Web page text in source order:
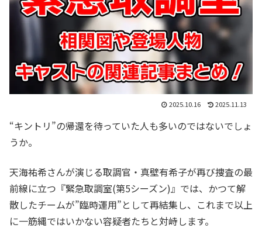
2025.10.16 2025.11.13
“キントリ”の帰還を待っていた人も多いのではないでしょ
うか。
天海祐希さんが演じる取調官・真壁有希子が再び捜査の最
前線に立つ『緊急取調室(第5シーズン)』では、かつて解
散したチームが”臨時運用”として再結集し、これまで以上
に一筋縄ではいかない容疑者たちと対峙します。